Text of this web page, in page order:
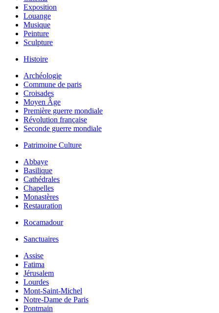
Exposition
Louange
Musique
Peinture
Sculpture
Histoire
Archéologie
Commune de paris
Croisades
Moyen Âge
Première guerre mondiale
Révolution française
Seconde guerre mondiale
Patrimoine Culture
Abbaye
Basilique
Cathédrales
Chapelles
Monastères
Restauration
Rocamadour
Sanctuaires
Assise
Fatima
Jérusalem
Lourdes
Mont-Saint-Michel
Notre-Dame de Paris
Pontmain